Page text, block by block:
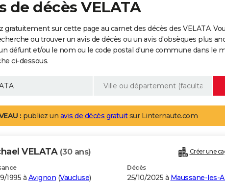
de décès VELATA
gratuitement sur cette page au carnet des décès des VELATA.
ou trouver un avis de décès ou un avis d'obsèques plus
défunt et/ou le nom ou le code postal d'une commune dans le
ci-dessous.
: publiez un avis de décès gratuitsur Linternaute.com
VELATA (30 ans) Créer une
1995 à Avignon (Vaucluse)
Décès
25/10/2025 à Maussane-les-